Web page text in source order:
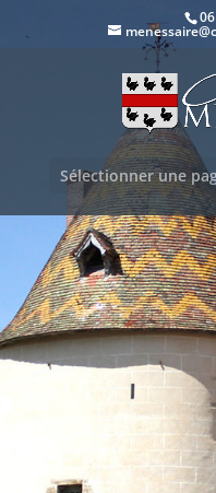
Sélectionner une